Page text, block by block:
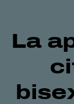
La